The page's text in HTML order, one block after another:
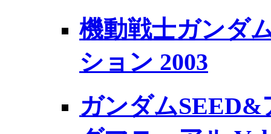
機動戦士ガンダ
ション 2003
ガンダム